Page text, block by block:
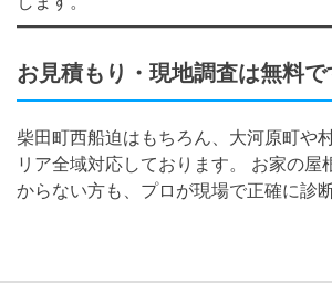
お見積もり・現地調査は無料
柴田町西船迫はもちろん、大河原町や
リア全域対応しております。 お家の屋
からない方も、プロが現場で正確に診